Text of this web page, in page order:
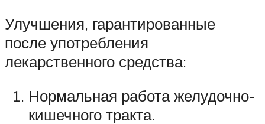
Улучшения, гарантированные
после употребления
лекарственного средства:
Нормальная работа желудочно-
кишечного тракта.